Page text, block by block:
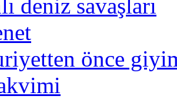
deniz savaşları
önce